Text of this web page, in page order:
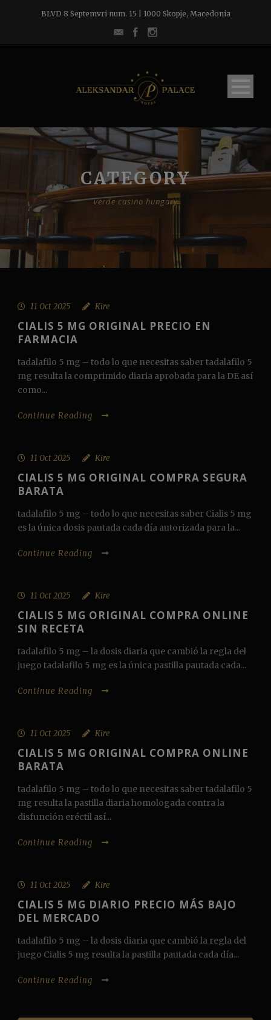
BLVD 8 Septemvri num. 15 | 1000 Skopje, Macedonia
CATEGORY
verde casino hungary
11 Oct 2025 Kire
CIALIS 5 MG ORIGINAL PRECIO EN
FARMACIA
tadalafilo 5 mg – todo lo que necesitas saber tadalafilo 5
mg resulta la comprimido diaria aprobada para la DE así
como...
Continue Reading
11 Oct 2025 Kire
CIALIS 5 MG ORIGINAL COMPRA SEGURA
BARATA
tadalafilo 5 mg – todo lo que necesitas saber Cialis 5 mg
es la única dosis pautada cada día autorizada para la...
Continue Reading
11 Oct 2025 Kire
CIALIS 5 MG ORIGINAL COMPRA ONLINE
SIN RECETA
tadalafilo 5 mg – la dosis diaria que cambió la regla del
juego tadalafilo 5 mg es la única pastilla pautada cada...
Continue Reading
11 Oct 2025 Kire
CIALIS 5 MG ORIGINAL COMPRA ONLINE
BARATA
tadalafilo 5 mg – todo lo que necesitas saber tadalafilo 5
mg resulta la pastilla diaria homologada contra la
disfunción eréctil así...
Continue Reading
11 Oct 2025 Kire
CIALIS 5 MG DIARIO PRECIO MÁS BAJO
DEL MERCADO
tadalafilo 5 mg – la dosis diaria que cambió la regla del
juego Cialis 5 mg resulta la pastilla pautada cada día...
Continue Reading